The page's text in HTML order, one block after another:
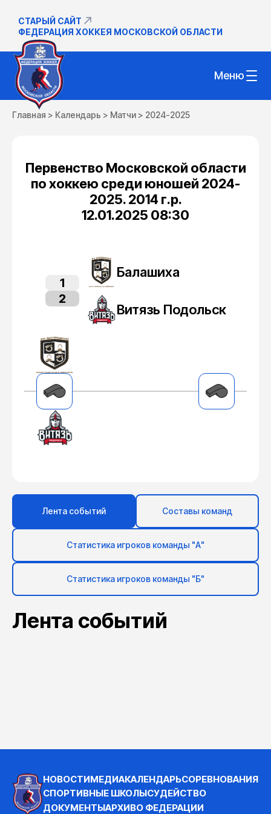
СТАРЫЙ САЙТ
ФЕДЕРАЦИЯ ХОККЕЯ МОСКОВСКОЙ ОБЛАСТИ
Меню
Главная > Календарь > Матчи > 2024-2025
Первенство Московской области
по хоккею среди юношей 2024-
2025. 2014 г.р.
12.01.2025 08:30
Балашиха
1
2
Витязь Подольск
Лента событий Составы команд
Статистика игроков команды "А"
Статистика игроков команды "Б"
Лента событий
НОВОСТИМЕДИАКАЛЕНДАРЬСОРЕВНОВАНИЯ
СПОРТИВНЫЕ ШКОЛЫСУДЕЙСТВО
ДОКУМЕНТЫАРХИВО ФЕДЕРАЦИИ